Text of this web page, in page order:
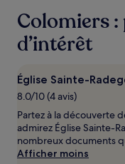
heures
sur
base
séjour
d’une
nuit
pour
2 adultes.
Les
prix
Colomiers
d’intérêt
Église Sainte-
8.0/10 (4 avis)
Partez à la découverte
admirez Église Sainte-
nombreux documents
Afficher moins